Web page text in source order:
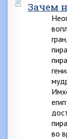
Зачем
во